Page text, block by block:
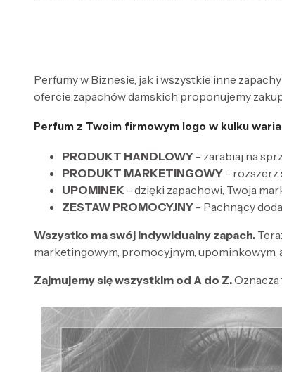
Perfumy w Biznesie, jak i wszystkie inne
ofercie zapachów damskich proponujemy
Perfum z Twoim firmowym logo w kulku
PRODUKT HANDLOWY - zarabiaj na
PRODUKT MARKETINGOWY - rozszerz
UPOMINEK - dzięki zapachowi, Twoja
ZESTAW PROMOCYJNY - Pachnący
Wszystko ma swój indywidualny zapach.
marketingowym, promocyjnym, upominkowym,
Zajmujemy się wszystkim od A do Z.Oznacza